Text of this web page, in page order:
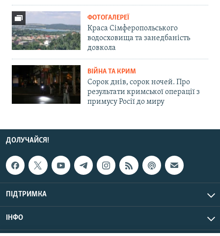
ФОТОГАЛЕРЕЇ
Краса Сімферопольського
водосховища та занедбаність
довкола
ВІЙНА ТА КРИМ
Сорок днів, сорок ночей. Про
результати кримської операції з
примусу Росії до миру
ДОЛУЧАЙСЯ!
ПІДТРИМКА
ІНФО